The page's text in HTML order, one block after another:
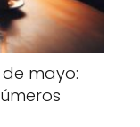
de mayo: